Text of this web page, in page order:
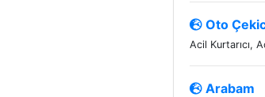
Oto
Acil Kurtarıcı,
Arabam